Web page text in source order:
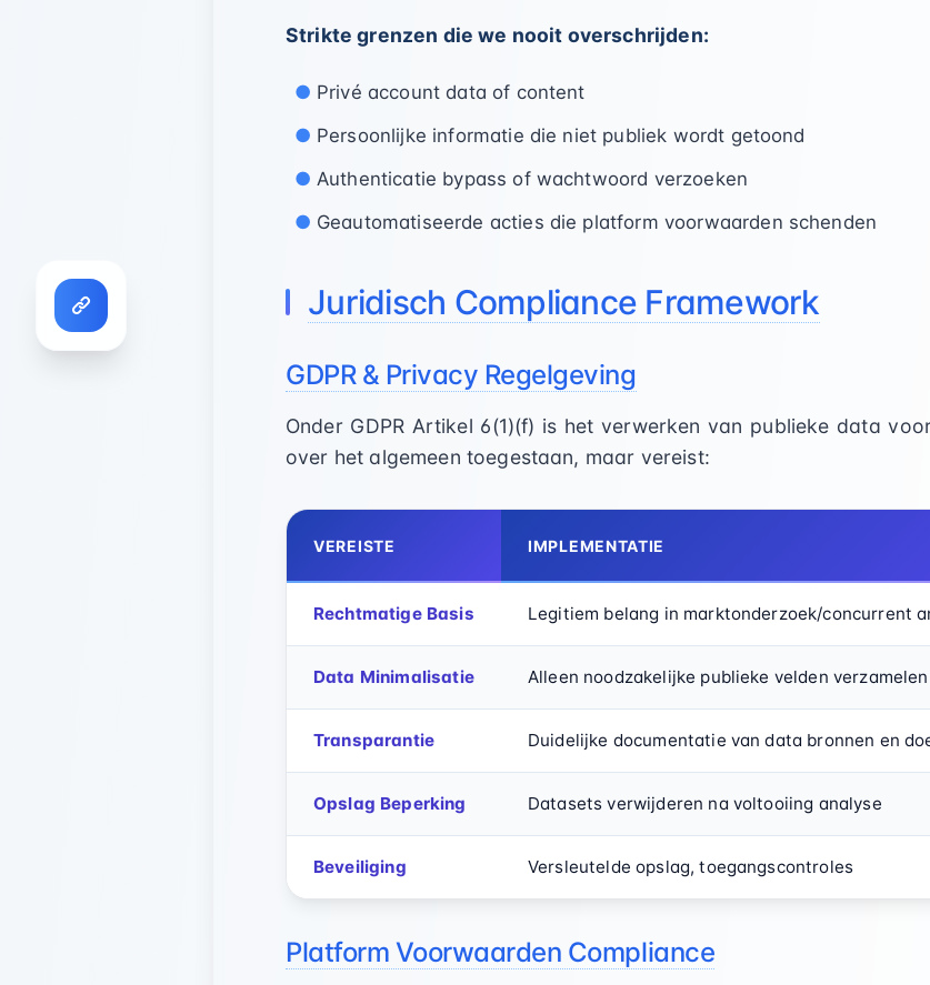
Strikte grenzen die we nooit overschrijden:
Privé account data of content
Persoonlijke informatie die niet publiek wordt getoond
Authenticatie bypass of wachtwoord verzoeken
Geautomatiseerde acties die platform voorwaarden schenden
Juridisch Compliance Framework
GDPR & Privacy Regelgeving
Onder GDPR Artikel 6(1)(f) is het verwerken van publieke data
over het algemeen toegestaan, maar vereist:
VEREISTE IMPLEMENTATIE
Rechtmatige Basis Legitiem belang in marktonderzoek/concurrent
Data Minimalisatie Alleen noodzakelijke publieke velden verzamelen
Transparantie Duidelijke documentatie van data bronnen en
Opslag Beperking Datasets verwijderen na voltooiing analyse
Beveiliging Versleutelde opslag, toegangscontroles
Platform Voorwaarden Compliance